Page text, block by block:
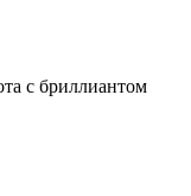
с бриллиантом